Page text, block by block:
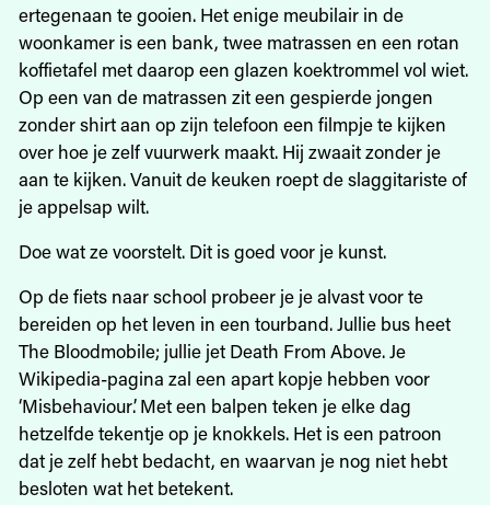
ertegenaan te gooien. Het enige meubilair in de
woonkamer is een bank, twee matrassen en een rotan
koffietafel met daarop een glazen koektrommel vol wiet.
Op een van de matrassen zit een gespierde jongen
zonder shirt aan op zijn telefoon een filmpje te kijken
over hoe je zelf vuurwerk maakt. Hij zwaait zonder je
aan te kijken. Vanuit de keuken roept de slaggitariste of
je appelsap wilt.
Doe wat ze voorstelt. Dit is goed voor je kunst.
Op de fiets naar school probeer je je alvast voor te
bereiden op het leven in een tourband. Jullie bus heet
The Bloodmobile; jullie jet Death From Above. Je
Wikipedia-pagina zal een apart kopje hebben voor
‘Misbehaviour’. Met een balpen teken je elke dag
hetzelfde tekentje op je knokkels. Het is een patroon
dat je zelf hebt bedacht, en waarvan je nog niet hebt
besloten wat het betekent.